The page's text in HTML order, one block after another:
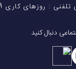
: روزهای کاری 9 الی 21
دنبال کنید